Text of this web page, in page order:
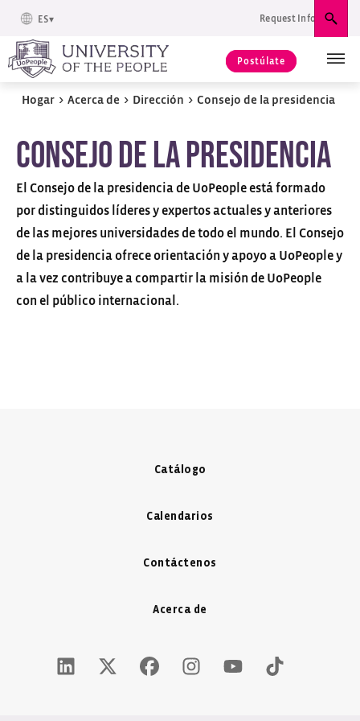
ES Request Info
Postúlate
Hogar > Acerca de > Dirección > Consejo de la presidencia
Consejo de la presidencia
El Consejo de la presidencia de UoPeople está formado
por distinguidos líderes y expertos actuales y anteriores
de las mejores universidades de todo el mundo. El Consejo
de la presidencia ofrece orientación y apoyo a UoPeople y
a la vez contribuye a compartir la misión de UoPeople
con el público internacional.
Catálogo
Calendarios
Contáctenos
Acerca de
LinkedIn Icon - New Window
Twitter X Icon - New Window
Facebook Icon - New Window
Instagram Icon - New Window
Youtube Icon - New
Tiktok Icon -